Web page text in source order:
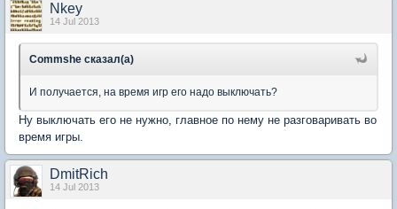
Nkey
14 Jul 2013
Commshe сказал(а)
И получается, на время игр его надо выключать?
Ну выключать его не нужно, главное по нему не разговаривать во
время игры.
DmitRich
14 Jul 2013